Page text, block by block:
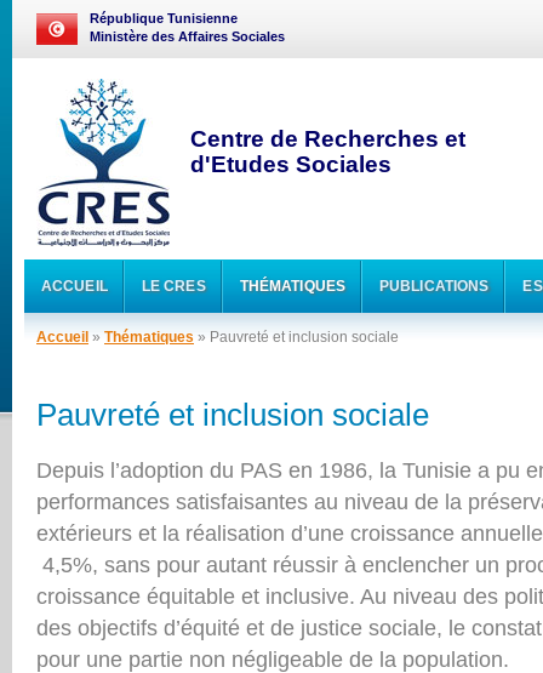
République Tunisienne
Ministère des Affaires Sociales
Centre de Recherches et
d'Etudes Sociales
ACCUEIL LE CRES THÉMATIQUES PUBLICATIONS
Accueil » Thématiques » Pauvreté et inclusion sociale
Pauvreté et inclusion sociale
Depuis l’adoption du PAS en 1986, la Tunisie a pu
performances satisfaisantes au niveau de la
extérieurs et la réalisation d’une croissance
4,5%, sans pour autant réussir à enclencher un
croissance équitable et inclusive. Au niveau des
des objectifs d’équité et de justice sociale, le
pour une partie non négligeable de la population.